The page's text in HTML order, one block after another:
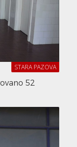
STARA PAZOVA
52